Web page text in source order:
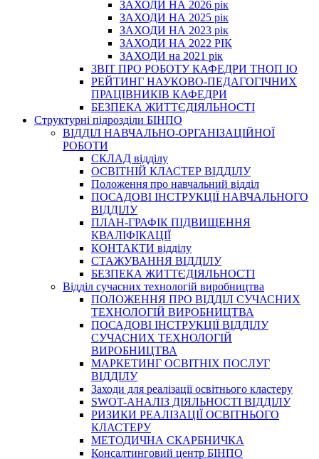
ЗАХОДИ НА 2026 рік
ЗАХОДИ НА 2025 рік
ЗАХОДИ НА 2023 рік
ЗАХОДИ НА 2022 РІК
ЗАХОДИ на 2021 рік
3BIT ПРО РОБОТУ КАФЕДРИ ТНОП ІО
РЕЙТИНГ НАУКОВО-ПЕДАГОГІЧНИХ
ПРАЦІВНИКІВ КАФЕДРИ
БЕЗПЕКА ЖИТТЄДІЯЛЬНОСТІ
Структурні підрозділи БІНПО
ВІДДІЛ НАВЧАЛЬНО-ОРГАНІЗАЦІЙНОЇ
РОБОТИ
СКЛАД відділу
ОСВІТНІЙ КЛАСТЕР ВІДДІЛУ
Положення про навчальний вiддiл
ПОСАДОВІ ІНСТРУКЦІЇ НАВЧАЛЬНОГО
ВІДДІЛУ
ПЛАН-ГРАФІК ПІДВИЩЕННЯ
КВАЛІФІКАЦІЇ
КОНТАКТИ відділу
СТАЖУВАННЯ ВІДДІЛУ
БЕЗПЕКА ЖИТТЄДІЯЛЬНОСТІ
Відділ сучасних технологій виробництва
ПОЛОЖЕННЯ ПРО ВІДДІЛ СУЧАСНИХ
ТЕХНОЛОГІЙ ВИРОБНИЦТВА
ПОСАДОВІ ІНСТРУКЦІЇ ВІДДІЛУ
СУЧАСНИХ ТЕХНОЛОГІЙ
ВИРОБНИЦТВА
МАРКЕТИНГ ОСВІТНІХ ПОСЛУГ
ВІДДІЛУ
Заходи для реалізації освітнього кластеру
SWOT-АНАЛІЗ ДІЯЛЬНОСТІ ВІДДІЛУ
РИЗИКИ РЕАЛІЗАЦІЇ ОСВІТНЬОГО
КЛАСТЕРУ
МЕТОДИЧНА СКАРБНИЧКА
Консалтинговий центр БІНПО